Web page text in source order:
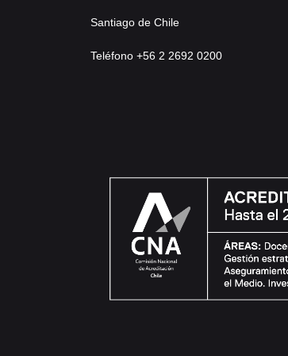
Santiago de Chile
Teléfono +56 2 2692 0200